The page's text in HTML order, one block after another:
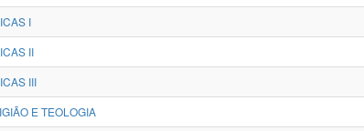
I
II
III
E TEOLOGIA